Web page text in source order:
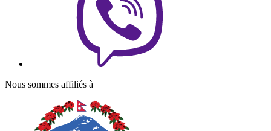
Nous sommes affiliés à